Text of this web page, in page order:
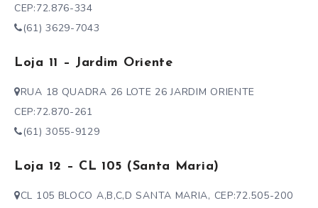
CEP:72.876-334
(61) 3629-7043
Loja 11 – Jardim Oriente
RUA 18 QUADRA 26 LOTE 26 JARDIM ORIENTE
CEP:72.870-261
(61) 3055-9129
Loja 12 – CL 105 (Santa Maria)
CL 105 BLOCO A,B,C,D SANTA MARIA, CEP:72.505-200